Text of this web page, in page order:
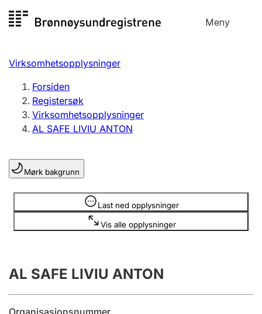
til
Meny
Registersøk
Aksjeselskap
Enkeltpersonforetak
Registrere, endre, slette
Lag og forening
Registrere, endre, slette
Årsregnskap
Innsending og forsinkelsesgebyr
Virksomhetsopplysninger
Forsiden
Registersøk
Virksomhetsopplysninger
AL SAFE LIVIU ANTON
Mørk bakgrunn
Last ned opplysninger
Vis alle opplysninger
Opplysninger er skjult
AL SAFE LIVIU ANTON
Organisasjonsnummer